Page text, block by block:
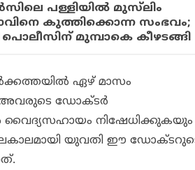
പള്ളിയില്‍ മുസ്‌ലിം
കുത്തിക്കൊന്ന സംഭവം;
പൊലീസിന് മുമ്പാകെ കീഴടങ്ങി
ഏഴ് മാസം
അവരുടെ ഡോക്ടർ
വൈദ്യസഹായം നിഷേധിക്കുകയും
യുവതി ഈ